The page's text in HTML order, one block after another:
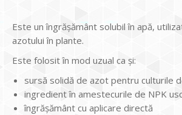
Este un îngrășământ solubil în apă,
azotului în plante.
Este folosit în mod uzual ca și:
sursă solidă de azot pentru culturile
ingredient în amestecurile de NPK
îngrășământ cu aplicare directă